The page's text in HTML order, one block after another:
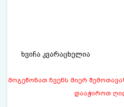
ხვიჩა კვარაცხელია
მოგეწონათ ჩვენს მიერ
დააჭიროთ